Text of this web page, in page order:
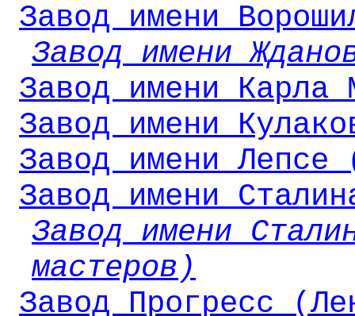
Завод имени
Завод имени
Завод имени Карла
Завод имени
Завод имени Лепсе
Завод имени
Завод имени
мастеров)
Завод Прогресс